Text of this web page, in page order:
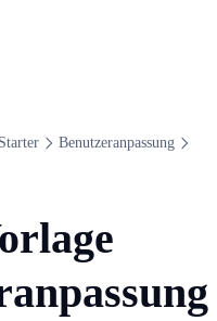
Starter
Benutzeranpassung